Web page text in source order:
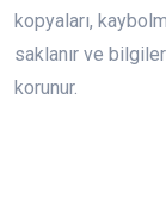
kopyaları,
saklanır ve
korunur.